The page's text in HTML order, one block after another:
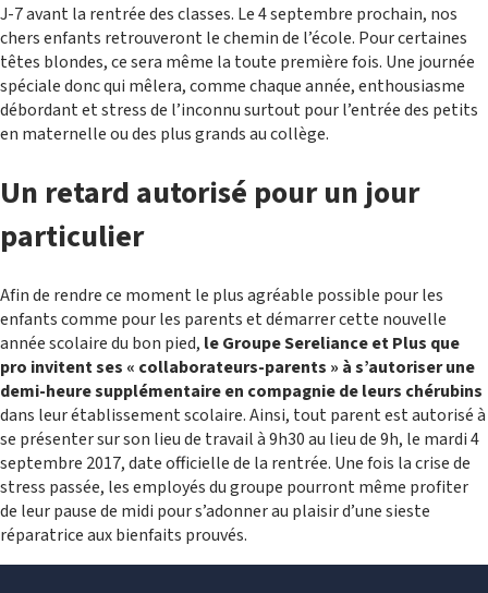
J-7 avant la rentrée des classes. Le 4 septembre prochain, nos
chers enfants retrouveront le chemin de l’école. Pour certaines
têtes blondes, ce sera même la toute première fois. Une journée
spéciale donc qui mêlera, comme chaque année, enthousiasme
débordant et stress de l’inconnu surtout pour l’entrée des petits
en maternelle ou des plus grands au collège.
Un retard autorisé pour un jour
particulier
Afin de rendre ce moment le plus agréable possible pour les
enfants comme pour les parents et démarrer cette nouvelle
année scolaire du bon pied, le Groupe Sereliance et Plus que
pro invitent ses « collaborateurs-parents » à s’autoriser une
demi-heure supplémentaire en compagnie de leurs chérubins
dans leur établissement scolaire. Ainsi, tout parent est autorisé à
se présenter sur son lieu de travail à 9h30 au lieu de 9h, le mardi 4
septembre 2017, date officielle de la rentrée. Une fois la crise de
stress passée, les employés du groupe pourront même profiter
de leur pause de midi pour s’adonner au plaisir d’une sieste
réparatrice aux bienfaits prouvés.